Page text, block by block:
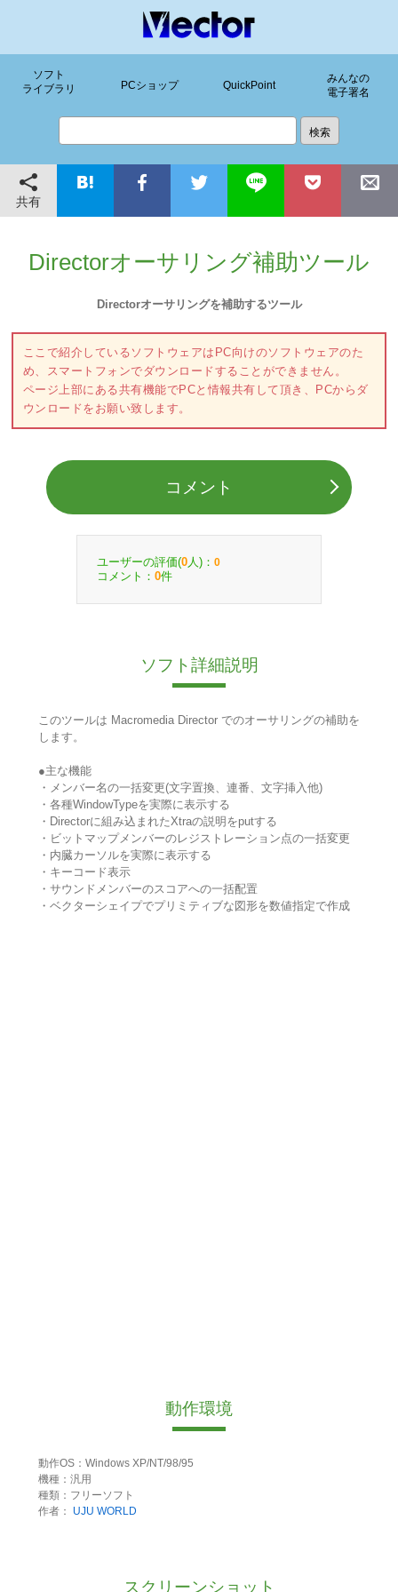
ソフト
ライブラリ
PCショップ QuickPoint
みんなの
電子署名
共有
Directorオーサリング補助ツール
Directorオーサリングを補助するツール
ここで紹介しているソフトウェアはPC向けのソフトウェアのた
め、スマートフォンでダウンロードすることができません。
ページ上部にある共有機能でPCと情報共有して頂き、PCからダ
ウンロードをお願い致します。
コメント
ユーザーの評価(0 人)： 0
コメント： 0件
ソフト詳細説明
このツールは Macromedia Director でのオーサリングの補助を
します。
●主な機能
・メンバー名の一括変更(文字置換、連番、文字挿入他)
・各種WindowTypeを実際に表示する
・Directorに組み込まれたXtraの説明をputする
・ビットマップメンバーのレジストレーション点の一括変更
・内臓カーソルを実際に表示する
・キーコード表示
・サウンドメンバーのスコアへの一括配置
・ベクターシェイプでプリミティブな図形を数値指定で作成
動作環境
動作OS：Windows XP/NT/98/95
機種：汎用
種類：フリーソフト
作者：
UJU WORLD
スクリーンショット